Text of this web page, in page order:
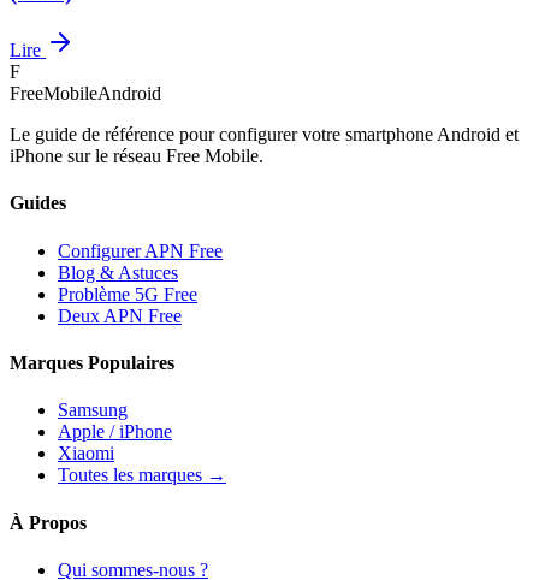
Lire
F
FreeMobileAndroid
Le guide de référence pour configurer votre smartphone Android et
iPhone sur le réseau Free Mobile.
Guides
Configurer APN Free
Blog & Astuces
Problème 5G Free
Deux APN Free
Marques Populaires
Samsung
Apple / iPhone
Xiaomi
Toutes les marques →
À Propos
Qui sommes-nous ?